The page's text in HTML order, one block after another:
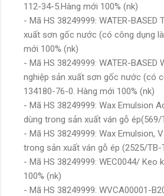
112-34-5.Hàng mới 100% (nk)
- Mã HS 38249999: WATER-
xuất sơn gốc nước (có công dụng
mới 100% (nk)
- Mã HS 38249999: WATER-
nghiệp sản xuất sơn gốc nước (có
134180-76-0. Hàng mới 100% (nk)
- Mã HS 38249999: Wax Emulsion
dùng trong sản xuất ván gỗ
- Mã HS 38249999: Wax Emulsion,
trong sản xuất ván gỗ ép (2525/
- Mã HS 38249999: WEC0044/ Keo
100% (nk)
- Mã HS 38249999: WVCA00001-